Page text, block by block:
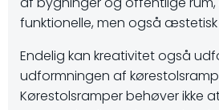
funktionelle, men også
Endelig kan kreativitet også
udformningen af
Kørestolsramper behøver ikke